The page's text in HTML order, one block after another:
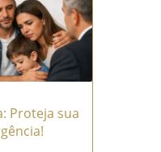
Proteja sua